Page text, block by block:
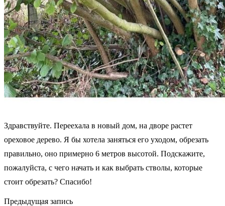
Здравствуйте. Переехала в новый дом, на дворе растет
ореховое дерево. Я бы хотела заняться его уходом, обрезать
правильно, оно примерно 6 метров высотой. Подскажите,
пожалуйста, с чего начать и как выбрать стволы, которые
стоит обрезать? Спасибо!
Предыдущая запись